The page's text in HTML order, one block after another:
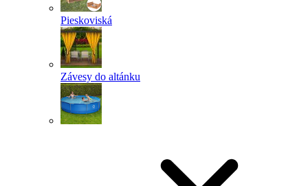
Pieskoviská
Závesy do altánku